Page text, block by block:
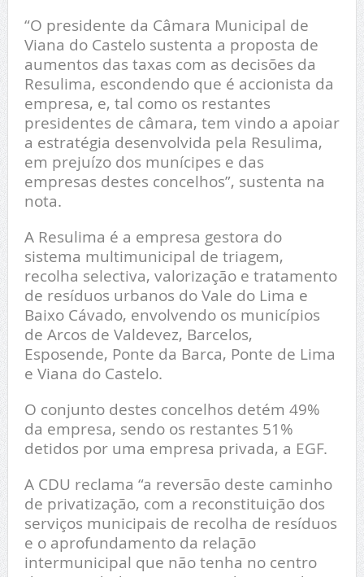
“O presidente da Câmara Municipal de
Viana do Castelo sustenta a proposta de
aumentos das taxas com as decisões da
Resulima, escondendo que é accionista da
empresa, e, tal como os restantes
presidentes de câmara, tem vindo a apoiar
a estratégia desenvolvida pela Resulima,
em prejuízo dos munícipes e das
empresas destes concelhos”, sustenta na
nota.
A Resulima é a empresa gestora do
sistema multimunicipal de triagem,
recolha selectiva, valorização e tratamento
de resíduos urbanos do Vale do Lima e
Baixo Cávado, envolvendo os municípios
de Arcos de Valdevez, Barcelos,
Esposende, Ponte da Barca, Ponte de Lima
e Viana do Castelo.
O conjunto destes concelhos detém 49%
da empresa, sendo os restantes 51%
detidos por uma empresa privada, a EGF.
A CDU reclama “a reversão deste caminho
de privatização, com a reconstituição dos
serviços municipais de recolha de resíduos
e o aprofundamento da relação
intermunicipal que não tenha no centro